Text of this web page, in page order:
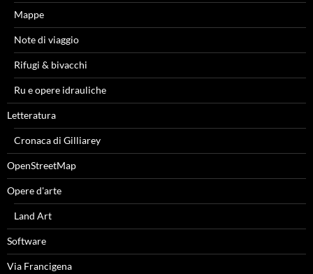
Mappe
Note di viaggio
Rifugi & bivacchi
Ru e opere idrauliche
Letteratura
Cronaca di Gilliarey
OpenStreetMap
Opere d'arte
Land Art
Software
Via Francigena